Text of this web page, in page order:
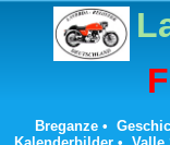
Breganze•